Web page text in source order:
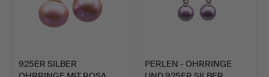
925ER SILBER
PERLEN - OHRRINGE